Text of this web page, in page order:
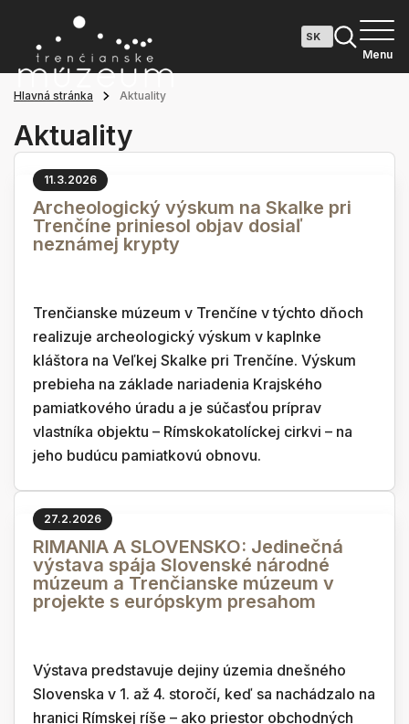
Menu
Hlavná stránka Aktuality
Aktuality
11.3.2026
Archeologický výskum na Skalke pri
Trenčíne priniesol objav dosiaľ
neznámej krypty
Trenčianske múzeum v Trenčíne v týchto dňoch
realizuje archeologický výskum v kaplnke
kláštora na Veľkej Skalke pri Trenčíne. Výskum
prebieha na základe nariadenia Krajského
pamiatkového úradu a je súčasťou príprav
vlastníka objektu – Rímskokatolíckej cirkvi – na
jeho budúcu pamiatkovú obnovu.
27.2.2026
RIMANIA A SLOVENSKO: Jedinečná
výstava spája Slovenské národné
múzeum a Trenčianske múzeum v
projekte s európskym presahom
Výstava predstavuje dejiny územia dnešného
Slovenska v 1. až 4. storočí, keď sa nachádzalo na
hranici Rímskej ríše – ako priestor obchodných